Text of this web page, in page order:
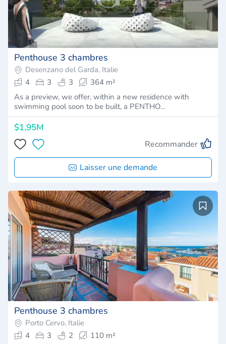
Penthouse 3 chambres
Desenzano del Garda, Italie
4
3 3
364 m²
As a preview, we offer, within a new residence with
swimming pool soon to be built, a PENTHO…
$1,95M
Recommander
Laisser une demande
Penthouse 3 chambres
Porto Cervo, Italie
4
3 2
110 m²